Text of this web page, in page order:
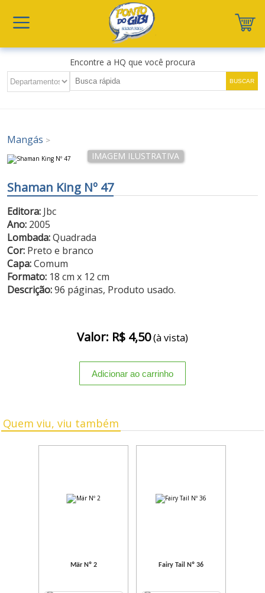
Encontre a HQ que você procura
Mangás >
Shaman King Nº 47
Editora: Jbc
Ano: 2005
Lombada:Quadrada
Cor: Preto e branco
Capa:Comum
Formato: 18 cm x 12 cm
Descrição:96 páginas, Produto usado.
Valor: R$ 4,50(à vista)
Quem viu, viu também
Mär Nº 2 Fairy Tail Nº 36